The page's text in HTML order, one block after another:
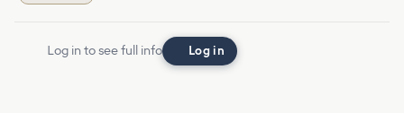
Log in to see full info Log in